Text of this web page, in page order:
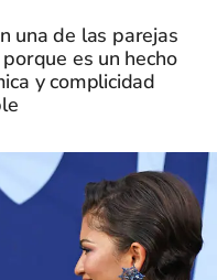
una de las parejas
es un hecho
y complicidad